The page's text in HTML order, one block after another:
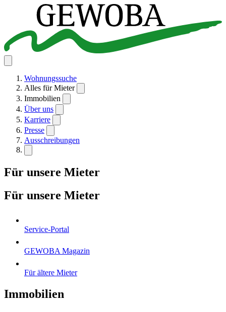
Wohnungssuche
Alles für Mieter
Immobilien
Über uns
Karriere
Presse
Ausschreibungen
Für unsere Mieter
Für unsere Mieter
Service-Portal
GEWOBA Magazin
Für ältere Mieter
Immobilien